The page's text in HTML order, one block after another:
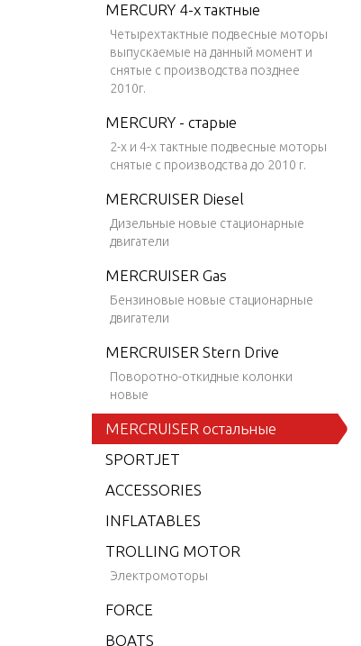
MERCURY 4-х тактные
Четырехтактные подвесные моторы
выпускаемые на данный момент и
снятые с производства позднее
2010г.
MERCURY - старые
2-х и 4-х тактные подвесные моторы
снятые с производства до 2010 г.
MERCRUISER Diesel
Дизельные новые стационарные
двигатели
MERCRUISER Gas
Бензиновые новые стационарные
двигатели
MERCRUISER Stern Drive
Поворотно-откидные колонки
новые
MERCRUISER остальные
SPORTJET
ACCESSORIES
INFLATABLES
TROLLING MOTOR
Электромоторы
FORCE
BOATS